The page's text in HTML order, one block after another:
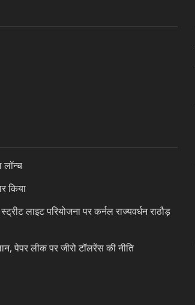
लॉन्च
किया
लाइट परियोजना पर कर्नल राज्यवर्धन राठौड़
पेपर लीक पर जीरो टॉलरेंस की नीति